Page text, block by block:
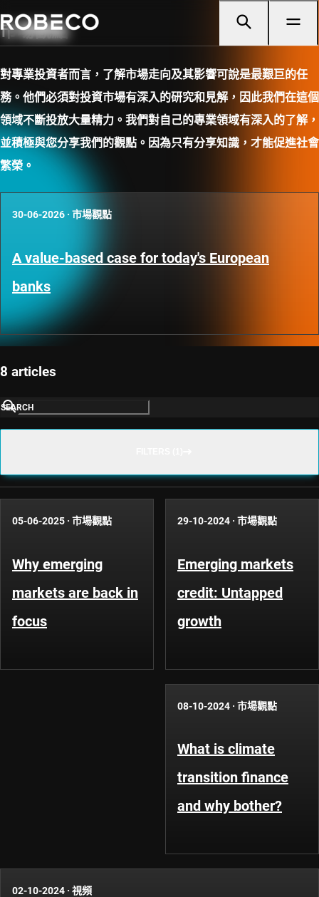
市場觀點
對專業投資者而言，了解市場走向及其影響可說是最艱巨的任
務。他們必須對投資市場有深入的研究和見解，因此我們在這個
領域不斷投放大量精力。我們對自己的專業領域有深入的了解，
並積極與您分享我們的觀點。因為只有分享知識，才能促進社會
繁榮。
30-06-2026 · 市場觀點
A value-based case for today's European
banks
8 articles
SEARCH
05-06-2025 · 市場觀點
Why emerging
markets are back in
focus
29-10-2024 · 市場觀點
Emerging markets
credit: Untapped
growth
08-10-2024 · 市場觀點
What is climate
transition finance
and why bother?
02-10-2024 · 視頻